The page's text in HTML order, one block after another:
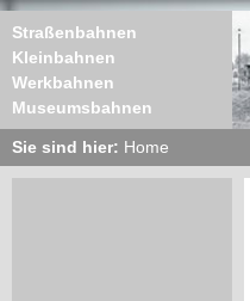
Straßenbahnen
Kleinbahnen
Werkbahnen
Museumsbahnen
Sie sind hier: Home